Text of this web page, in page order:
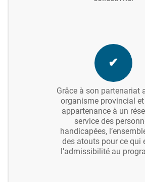
✔
Grâce à son partenariat
organisme provincial
appartenance à un
service des
handicapées,
des atouts pour ce qui
l’admissibilité au